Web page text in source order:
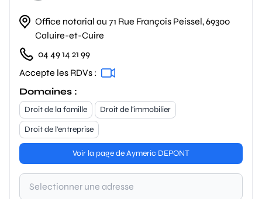
Office notarial au 71 Rue François Peissel, 69300
Caluire-et-Cuire
04 49 14 21 99
Accepte les RDVs :
Domaines :
Droit de la famille
Droit de l'immobilier
Droit de l'entreprise
Voir la page de Aymeric DEPONT